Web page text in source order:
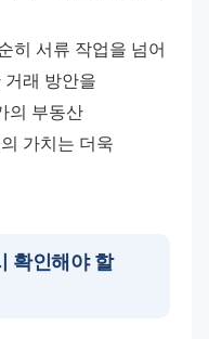
히 서류 작업을 넘어
래 방안을
의 부동산
가치는 더욱
확인해야 할